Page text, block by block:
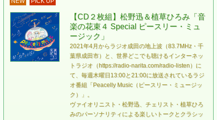
【CD２枚組】松野迅＆植草ひろみ「音
楽の花束４ Special ピースリー・ミュ
ージック」
2021年4月からラジオ成田の地上波（83.7MHz・千
葉県成田市）と、世界どこでも聴けるインターネッ
トラジオ（https://radio-narita.com/radio-listen）に
て、毎週木曜日13:00と21:00に放送されているラジ
オ番組「Peacelly Music（ピースリー・ミュージッ
ク）」。
ヴァイオリニスト・松野迅、チェリスト・植草ひろ
みのパーソナリティによる楽しいトークとクラシッ